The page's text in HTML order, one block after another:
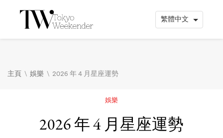
主頁 \ 娛樂 \ 2026 年 4 月星座運勢
娛樂
2026 年 4 月星座運勢